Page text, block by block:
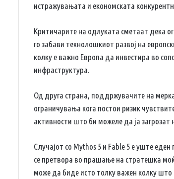
истражувањата и економската
Критичарите на одлуката сметаат дека
го забави технолошкиот развој на
колку е важно Европа да инвестира во
инфраструктура.
Од друга страна, поддржувачите на
ограничувања кога постои ризик
активности што би можеле да ја загрозат
Случајот со Mythos 5 и Fable 5 е уште
се претвора во прашање на стратешка
може да биде исто толку важен колку